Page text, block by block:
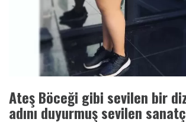
Ateş Böceği gibi sevilen bir
adını duyurmuş sevilen